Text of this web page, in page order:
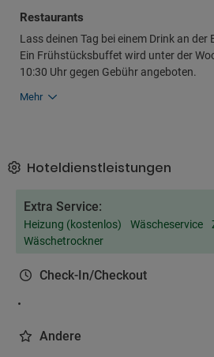
Restaurants
Lass deinen Tag bei einem Drink an
Ein Frühstücksbuffet wird unter der
10:30 Uhr gegen Gebühr angeboten.
Mehr
Hoteldienstleistungen
Extra Service:
Heizung (kostenlos) Wäscheservice
Wäschetrockner
Check-In/Checkout
Andere